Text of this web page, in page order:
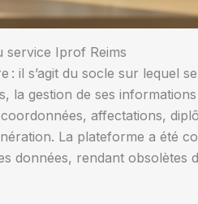
service Iprof Reims
: il s’agit du socle sur lequel
la gestion de ses
coordonnées, affectations,
La plateforme a été
données, rendant obsolètes